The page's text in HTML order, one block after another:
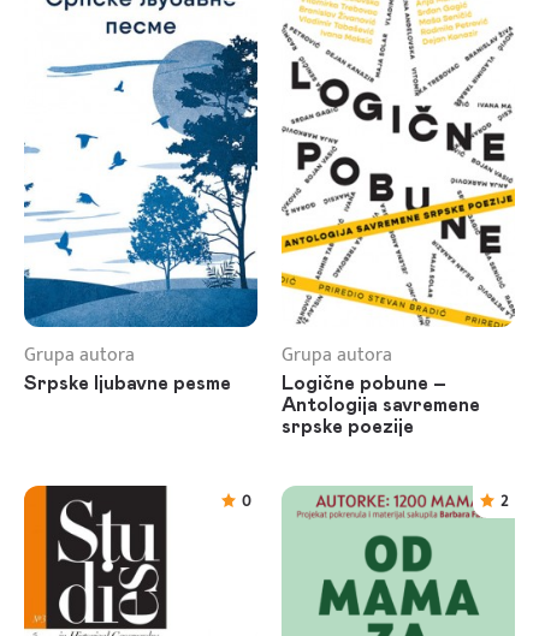
Grupa autora
Srpske ljubavne pesme
Grupa autora
Logične pobune –
Antologija savremene
srpske poezije
0 2